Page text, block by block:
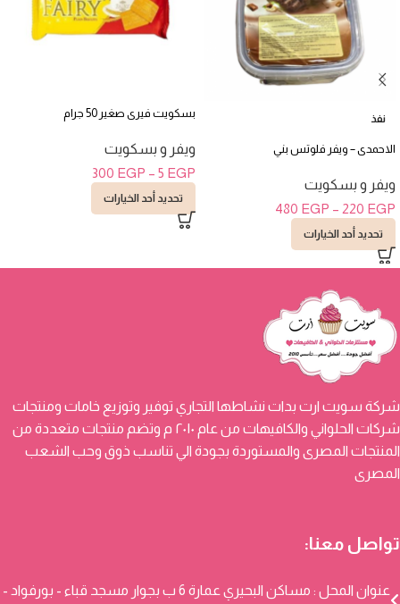
نفذ
الاحمدى – ويفر فلوتس بني
ويفر و بسكويت
220 EGP
–
480 EGP
تحديد أحد الخيارات
بسكويت فيرى صغير 50 جرام
ويفر و بسكويت
5 EGP
–
300 EGP
تحديد أحد الخيارات
شركة سويت ارت بدات نشاطها التجاري توفير وتوزيع خامات ومنتجات
شركات الحلواني والكافيهات من عام ٢٠١٠ م وتضم منتجات متعددة من
المنتجات المصرى والمستوردة بجودة الي تناسب ذوق وحب الشعب
المصرى
تواصل معنا:
عنوان المحل : مساكن البحيري عمارة 6 ب بجوار مسجد قباء - بورفواد -